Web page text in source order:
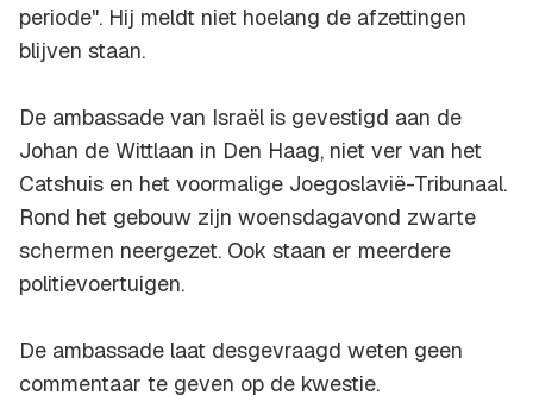
periode". Hij meldt niet hoelang de afzettingen
blijven staan.
De ambassade van Israël is gevestigd aan de
Johan de Wittlaan in Den Haag, niet ver van het
Catshuis en het voormalige Joegoslavië-Tribunaal.
Rond het gebouw zijn woensdagavond zwarte
schermen neergezet. Ook staan er meerdere
politievoertuigen.
De ambassade laat desgevraagd weten geen
commentaar te geven op de kwestie.